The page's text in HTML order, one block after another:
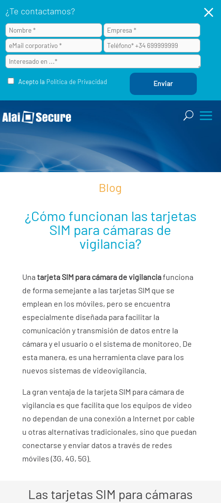
¿Te contactamos?
Acepto la Política de Privacidad
M
Blog
¿Cómo funcionan las tarjetas
SIM para cámaras de
vigilancia?
Una tarjeta SIM para cámara de vigilanciafunciona
de forma semejante a las tarjetas SIM que se
emplean en los móviles, pero se encuentra
especialmente diseñada para facilitar la
comunicación y transmisión de datos entre la
cámara y el usuario o el sistema de monitoreo. De
esta manera, es una herramienta clave para los
nuevos sistemas de videovigilancia.
La gran ventaja de la tarjeta SIM para cámara de
vigilancia es que facilita que los equipos de video
no dependan de una conexión a Internet por cable
u otras alternativas tradicionales, sino que puedan
conectarse y enviar datos a través de redes
móviles (3G, 4G, 5G).
Las tarjetas SIM para cámaras